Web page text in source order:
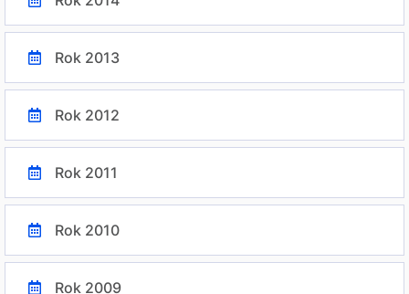
Rok 2013
Rok 2012
Rok 2011
Rok 2010
Rok 2009